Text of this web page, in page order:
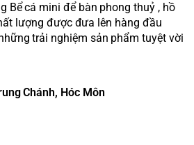
Bể cá mini để bàn phong thuỷ , hồ
lượng được đưa lên hàng đầu
trải nghiệm sản phẩm tuyệt vời
Chánh, Hóc Môn